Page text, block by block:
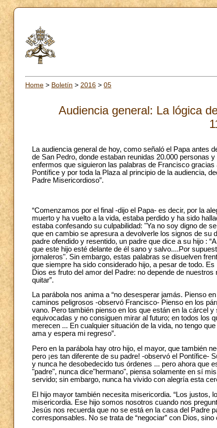
Home > Boletín > 2016 > 05
Audiencia general: La lógica
La audiencia general de hoy, como señaló el Papa antes
de San Pedro, donde estaban reunidas 20.000 personas
enfermos que siguieron las palabras de Francisco
Pontífice y por toda la Plaza al principio de la audiencia,
Padre Misericordioso”.
“Comenzamos por el final -dijo el Papa- es decir, por la
muerto y ha vuelto a la vida, estaba perdido y ha sido
estaba confesando su culpabilidad: "Ya no soy digno de
que en cambio se apresura a devolverle los signos de su
padre ofendido y resentido, un padre que dice a su hijo :
que este hijo esté delante de él sano y salvo....Por
jornaleros". Sin embargo, estas palabras se disuelven
que siempre ha sido considerado hijo, a pesar de todo.
Dios es fruto del amor del Padre: no depende de
quitar”.
La parábola nos anima a “no desesperar jamás. Pienso
caminos peligrosos -observó Francisco- Pienso en los
vano. Pero también pienso en los que están en la cárcel
equivocadas y no consiguen mirar al futuro; en todos los
merecen ... En cualquier situación de la vida, no tengo
ama y espera mi regreso”.
Pero en la parábola hay otro hijo, el mayor, que también
pero ¡es tan diferente de su padre! -observó el Pontífice-
y nunca he desobedecido tus órdenes ... pero ahora que
"padre", nunca dice"hermano", piensa solamente en sí
servido; sin embargo, nunca ha vivido con alegría esta
El hijo mayor también necesita misericordia. “Los
misericordia. Ese hijo somos nosotros cuando nos
Jesús nos recuerda que no se está en la casa del Padre
corresponsables. No se trata de “negociar” con Dios,